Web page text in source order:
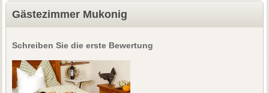
Gästezimmer Mukonig
Schreiben Sie die erste Bewertung